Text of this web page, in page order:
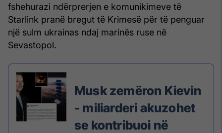
fshehurazi ndërprerjen e komunikimeve të
Starlink pranë bregut të Krimesë për të penguar
një sulm ukrainas ndaj marinës ruse në
Sevastopol.
Musk zemëron Kievin
- miliarderi akuzohet
se kontribuoi në